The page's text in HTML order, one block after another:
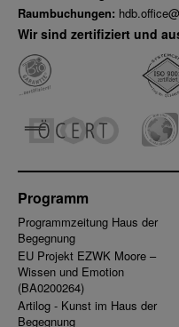
Raumbuchungen:
Wir sind zertifiziert und
Programm
Programmzeitung Haus der
Begegnung
EU Projekt EZWK Moore –
Wissen und Emotion
(BA0200264)
Artilog - Kunst im Haus der
Begegnung